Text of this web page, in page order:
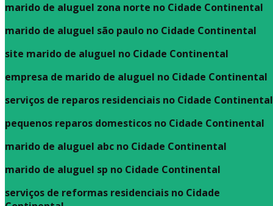
marido de aluguel zona norte no Cidade Continental
marido de aluguel são paulo no Cidade Continental
site marido de aluguel no Cidade Continental
empresa de marido de aluguel no Cidade Continental
serviços de reparos residenciais no Cidade Continental
pequenos reparos domesticos no Cidade Continental
marido de aluguel abc no Cidade Continental
marido de aluguel sp no Cidade Continental
serviços de reformas residenciais no Cidade